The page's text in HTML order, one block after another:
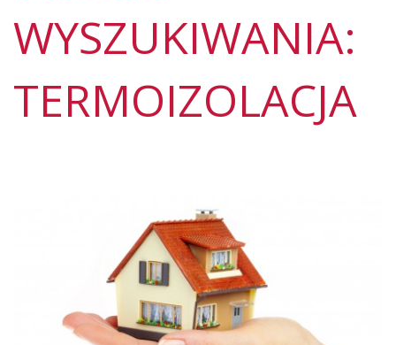
WYSZUKIWANIA:
TERMOIZOLACJA